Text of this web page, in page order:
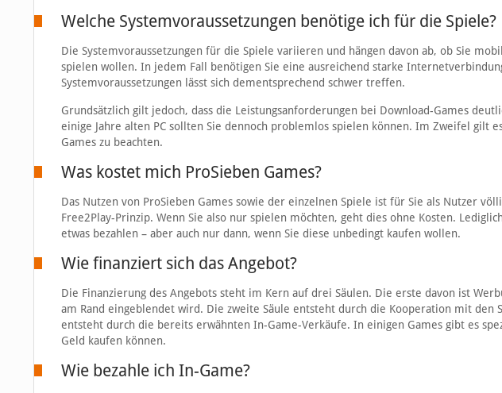
Welche Systemvoraussetzungen benötige ich für die Spiele?
Die Systemvoraussetzungen für die Spiele variieren und hängen davon ab, ob Sie
spielen wollen. In jedem Fall benötigen Sie eine ausreichend starke
Systemvoraussetzungen lässt sich dementsprechend schwer treffen.
Grundsätzlich gilt jedoch, dass die Leistungsanforderungen bei Download-Games
einige Jahre alten PC sollten Sie dennoch problemlos spielen können. Im Zweifel gilt
Games zu beachten.
Was kostet mich ProSieben Games?
Das Nutzen von ProSieben Games sowie der einzelnen Spiele ist für Sie als Nutzer
Free2Play-Prinzip. Wenn Sie also nur spielen möchten, geht dies ohne Kosten.
etwas bezahlen – aber auch nur dann, wenn Sie diese unbedingt kaufen wollen.
Wie finanziert sich das Angebot?
Die Finanzierung des Angebots steht im Kern auf drei Säulen. Die erste davon ist
am Rand eingeblendet wird. Die zweite Säule entsteht durch die Kooperation mit
entsteht durch die bereits erwähnten In-Game-Verkäufe. In einigen Games gibt es
Geld kaufen können.
Wie bezahle ich In-Game?